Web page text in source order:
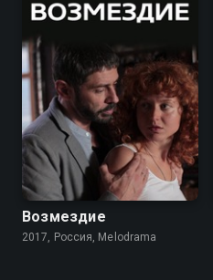
6.3
Возмездие
2017, Россия, Melodrama